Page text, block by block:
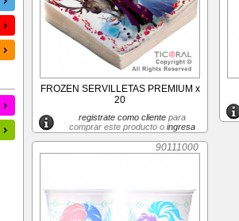
FROZEN SERVILLETAS PREMIUM x
20
registrate como clientepara
comprar este producto o ingresa
90111000